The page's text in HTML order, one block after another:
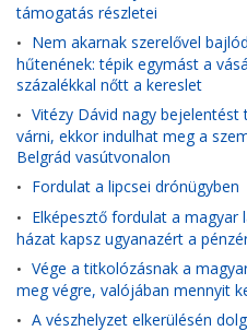
támogatás részletei
• Nem akarnak szerelővel
hűtenének: tépik egymást a
százalékkal nőtt a kereslet
• Vitézy Dávid nagy
várni, ekkor indulhat meg a
Belgrád vasútvonalon
• Fordulat a lipcsei drónügyben
• Elképesztő fordulat a magyar
házat kapsz ugyanazért a
• Vége a titkolózásnak a
meg végre, valójában mennyit
• A vészhelyzet elkerülésén